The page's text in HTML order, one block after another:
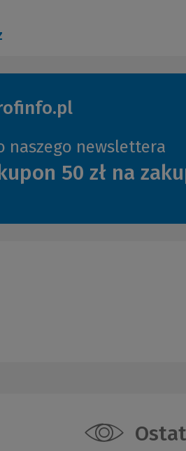
naszego newslettera
50 zł na